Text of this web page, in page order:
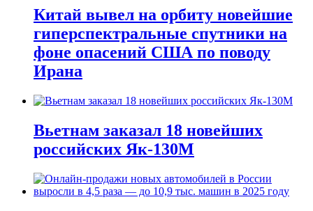
Китай вывел на орбиту новейшие
гиперспектральные спутники на
фоне опасений США по поводу
Ирана
Вьетнам заказал 18 новейших
российских Як-130М